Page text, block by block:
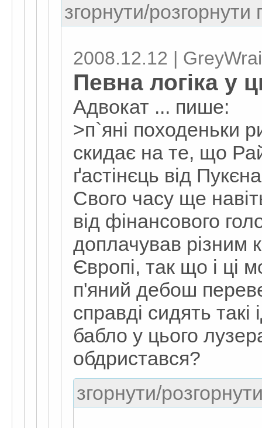
згорнути/розгорнути
2008.12.12 |
Певна логіка у
Адвокат ... пише:
>п`яні походеньки
скидає на те, що
ґастінєць від
Свого часу ще
від фінансового
доплачував різним
Європі, так що і ці
п'яний дебош
справді сидять
бабло у цього
обдристався?
згорнути/